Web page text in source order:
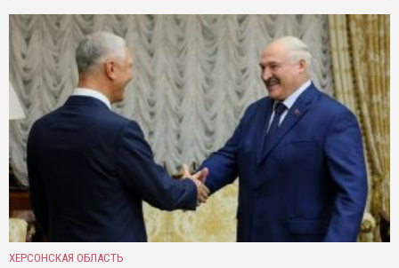
ХЕРСОНСКАЯ ОБЛАСТЬ